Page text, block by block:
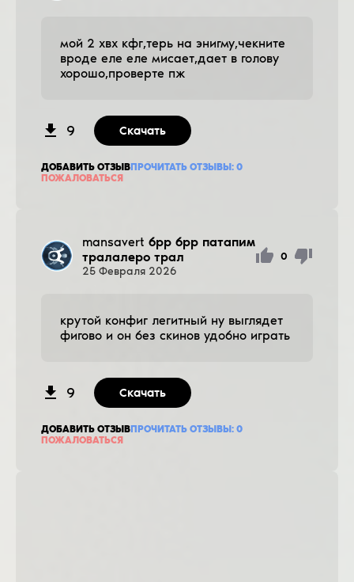
мой 2 хвх кфг,терь на энигму,чекните
вроде еле еле мисает,дает в голову
хорошо,проверте пж
9 Скачать
ДОБАВИТЬ ОТЗЫВПРОЧИТАТЬ ОТЗЫВЫ: 0
ПОЖАЛОВАТЬСЯ
mansavert брр брр патапим
тралалеро трал
25 Февраля 2026
0
крутой конфиг легитный ну выглядет
фигово и он без скинов удобно играть
9 Скачать
ДОБАВИТЬ ОТЗЫВПРОЧИТАТЬ ОТЗЫВЫ: 0
ПОЖАЛОВАТЬСЯ